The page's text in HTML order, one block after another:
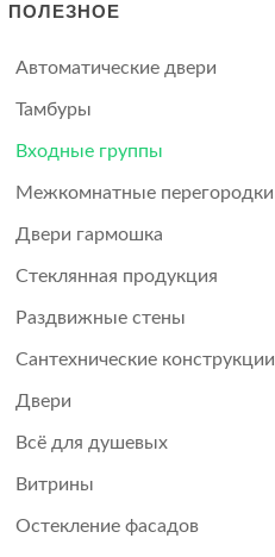
ПОЛЕЗНОЕ
Автоматические двери
Тамбуры
Входные группы
Межкомнатные перегородки
Двери гармошка
Стеклянная продукция
Раздвижные стены
Сантехнические конструкции
Двери
Всё для душевых
Витрины
Остекление фасадов